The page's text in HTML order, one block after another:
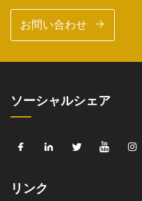
お問い合わせ
ソーシャルシェア
リンク